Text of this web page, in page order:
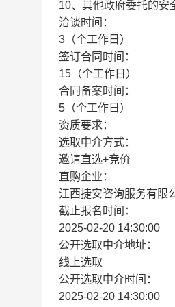
10、其他政府委托的安
洽谈时间：
3（个工作日）
签订合同时间：
15（个工作日）
合同备案时间：
5（个工作日）
资质要求：
选取中介方式：
邀请直选+竞价
直购企业：
江西捷安咨询服务有限
截止报名时间：
2025-02-20 14:30:00
公开选取中介地址：
线上选取
公开选取中介时间：
2025-02-20 14:30:00